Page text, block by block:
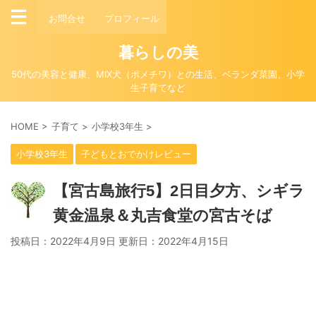
お問合せ プロフィール
暮らしの美
50代の美容と健康、MIX犬（ポメチワ）との生活、ベランダ菜園、小学
生子育てなど
HOME > 子育て > 小学校3年生 >
小学校3年生 子どもとおでかけレビュー
【宮古島旅行5】2日目夕方、シギラ
黄金温泉＆丸吉食堂の宮古そば
投稿日：2022年4月9日 更新日： 2022年4月15日